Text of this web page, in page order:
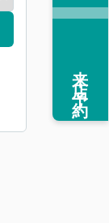
来店予約